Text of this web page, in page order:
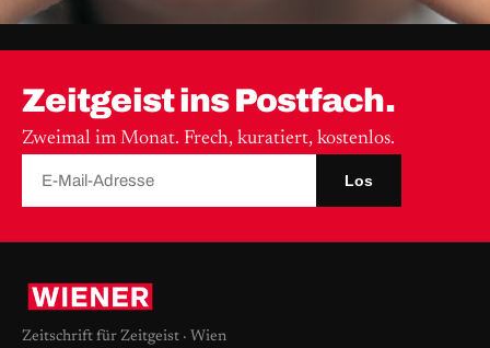
Zeitgeist ins Postfach.
Zweimal im Monat. Frech, kuratiert, kostenlos.
Los
Zeitschrift für Zeitgeist · Wien